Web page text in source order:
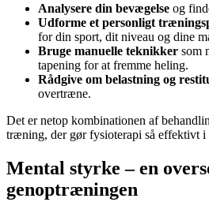
Analysere din bevægelse og
Udforme et personligt
for din sport, dit niveau og dine
Bruge manuelle teknikker som
tapening for at fremme heling.
Rådgive om belastning og
overtræne.
Det er netop kombinationen af
træning, der gør fysioterapi så effektivt
Mental styrke – en
genoptræningen